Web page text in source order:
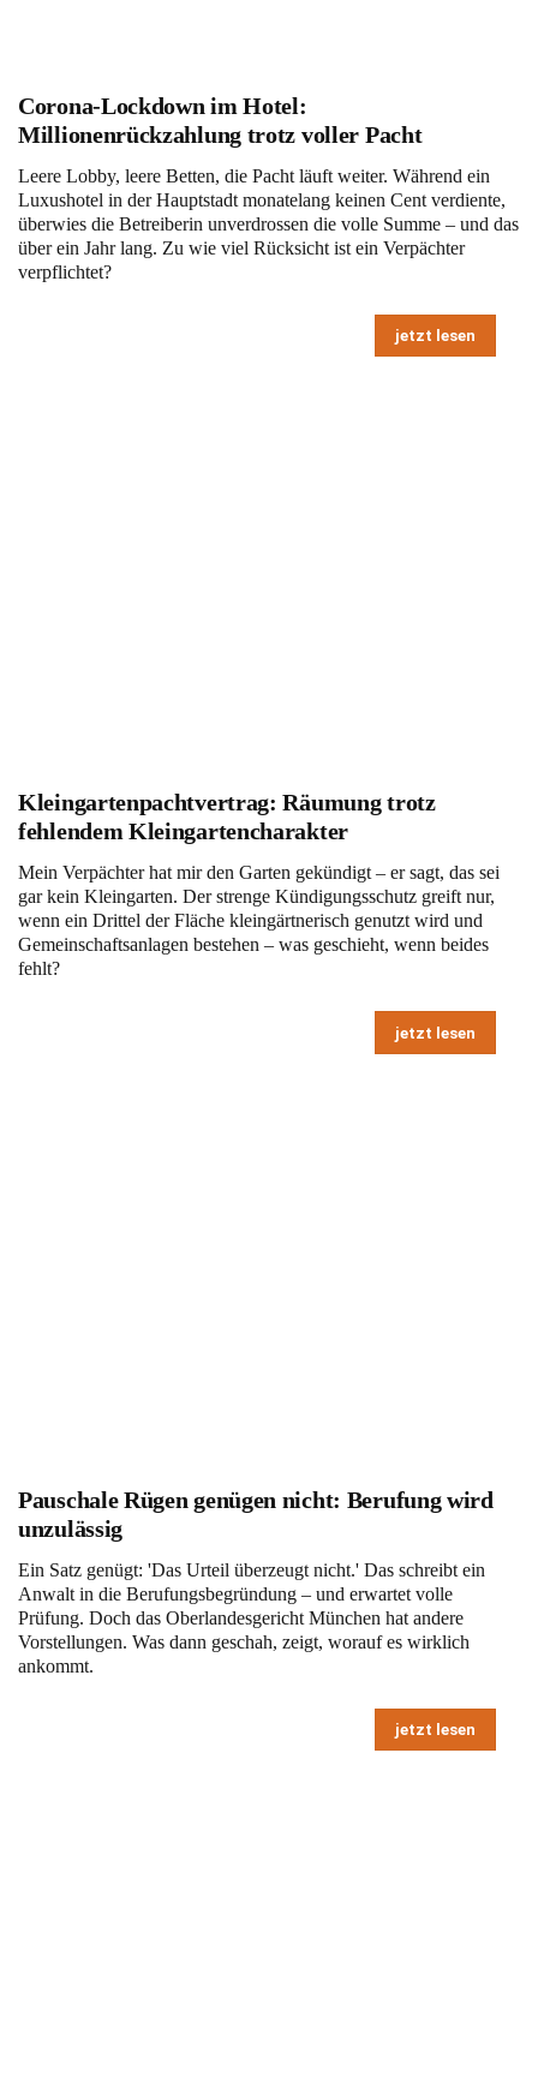
Corona-Lockdown im Hotel:
Millionenrückzahlung trotz voller Pacht
Leere Lobby, leere Betten, die Pacht läuft weiter. Während ein
Luxushotel in der Hauptstadt monatelang keinen Cent verdiente,
überwies die Betreiberin unverdrossen die volle Summe – und das
über ein Jahr lang. Zu wie viel Rücksicht ist ein Verpächter
verpflichtet?
jetzt lesen
Kleingartenpachtvertrag: Räumung trotz
fehlendem Kleingartencharakter
Mein Verpächter hat mir den Garten gekündigt – er sagt, das sei
gar kein Kleingarten. Der strenge Kündigungsschutz greift nur,
wenn ein Drittel der Fläche kleingärtnerisch genutzt wird und
Gemeinschaftsanlagen bestehen – was geschieht, wenn beides
fehlt?
jetzt lesen
Pauschale Rügen genügen nicht: Berufung wird
unzulässig
Ein Satz genügt: 'Das Urteil überzeugt nicht.' Das schreibt ein
Anwalt in die Berufungsbegründung – und erwartet volle
Prüfung. Doch das Oberlandesgericht München hat andere
Vorstellungen. Was dann geschah, zeigt, worauf es wirklich
ankommt.
jetzt lesen